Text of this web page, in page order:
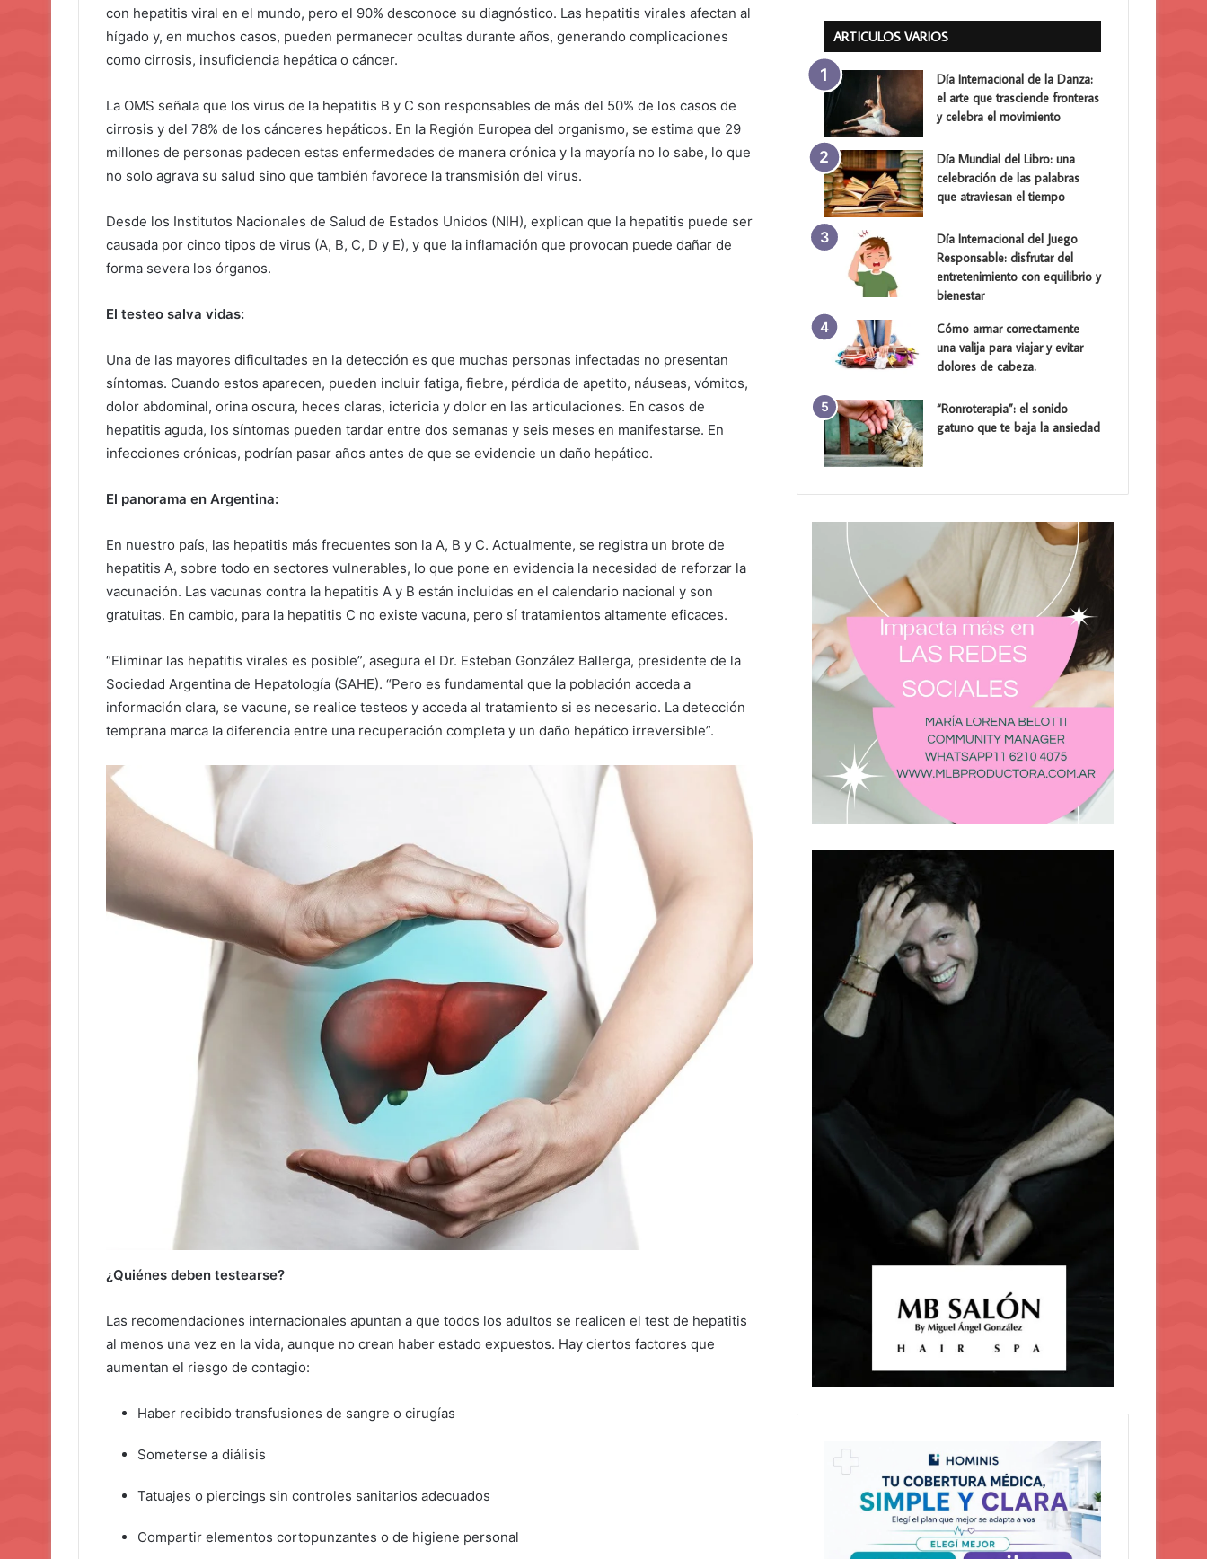
con hepatitis viral en el mundo, pero el 90% desconoce su diagnóstico. Las hepatitis virales afectan al
hígado y, en muchos casos, pueden permanecer ocultas durante años, generando complicaciones
como cirrosis, insuficiencia hepática o cáncer.
La OMS señala que los virus de la hepatitis B y C son responsables de más del 50% de los casos de
cirrosis y del 78% de los cánceres hepáticos. En la Región Europea del organismo, se estima que 29
millones de personas padecen estas enfermedades de manera crónica y la mayoría no lo sabe, lo que
no solo agrava su salud sino que también favorece la transmisión del virus.
Desde los Institutos Nacionales de Salud de Estados Unidos (NIH), explican que la hepatitis puede ser
causada por cinco tipos de virus (A, B, C, D y E), y que la inflamación que provocan puede dañar de
forma severa los órganos.
El testeo salva vidas:
Una de las mayores dificultades en la detección es que muchas personas infectadas no presentan
síntomas. Cuando estos aparecen, pueden incluir fatiga, fiebre, pérdida de apetito, náuseas, vómitos,
dolor abdominal, orina oscura, heces claras, ictericia y dolor en las articulaciones. En casos de
hepatitis aguda, los síntomas pueden tardar entre dos semanas y seis meses en manifestarse. En
infecciones crónicas, podrían pasar años antes de que se evidencie un daño hepático.
El panorama en Argentina:
En nuestro país, las hepatitis más frecuentes son la A, B y C. Actualmente, se registra un brote de
hepatitis A, sobre todo en sectores vulnerables, lo que pone en evidencia la necesidad de reforzar la
vacunación. Las vacunas contra la hepatitis A y B están incluidas en el calendario nacional y son
gratuitas. En cambio, para la hepatitis C no existe vacuna, pero sí tratamientos altamente eficaces.
“Eliminar las hepatitis virales es posible”, asegura el Dr. Esteban González Ballerga, presidente de la
Sociedad Argentina de Hepatología (SAHE). “Pero es fundamental que la población acceda a
información clara, se vacune, se realice testeos y acceda al tratamiento si es necesario. La detección
temprana marca la diferencia entre una recuperación completa y un daño hepático irreversible”.
¿Quiénes deben testearse?
Las recomendaciones internacionales apuntan a que todos los adultos se realicen el test de hepatitis
al menos una vez en la vida, aunque no crean haber estado expuestos. Hay ciertos factores que
aumentan el riesgo de contagio:
Haber recibido transfusiones de sangre o cirugías
Someterse a diálisis
Tatuajes o piercings sin controles sanitarios adecuados
Compartir elementos cortopunzantes o de higiene personal
ARTICULOS VARIOS
Día Internacional de la Danza:
el arte que trasciende fronteras
y celebra el movimiento
Día Mundial del Libro: una
celebración de las palabras
que atraviesan el tiempo
Día Internacional del Juego
Responsable: disfrutar del
entretenimiento con equilibrio y
bienestar
Cómo armar correctamente
una valija para viajar y evitar
dolores de cabeza.
“Ronroterapia”: el sonido
gatuno que te baja la ansiedad